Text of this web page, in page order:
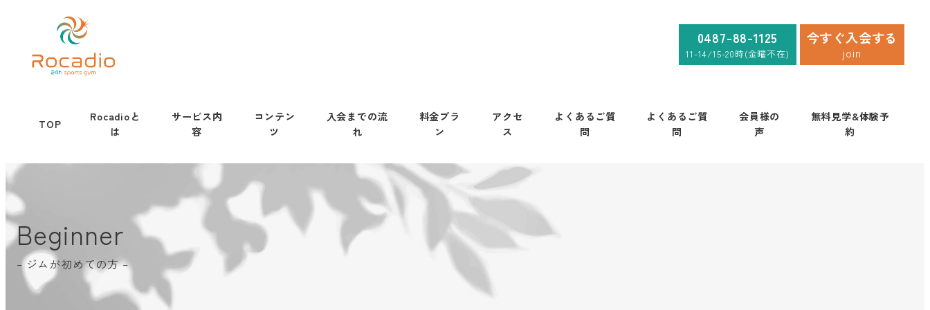
0487-88-1125
11-14/15-20時(金曜不在)
今すぐ入会する
join
TOP
Rocadioと
は
サービス内
容
コンテン
ツ
入会までの流
れ
料金プラ
ン
アクセ
ス
よくあるご質
問
よくあるご質
問
会員様の
声
無料見学&体験予
約
Beginner
– ジムが初めての方 –